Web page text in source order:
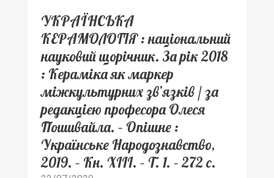
УКРАЇНСЬКА
КЕРАМОЛОГІЯ : національний
науковий щорічник. За рік 2018
: Кераміка як маркер
міжкультурних зв’язків / за
редакцією професора Олеся
Пошивайла. – Опішне :
Українське Народознавство,
2019. – Кн. XIII. – Т. 1. – 272 с.